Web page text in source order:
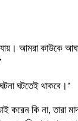
যায়। আমরা কাউকে
ঘটতেই থাকবে।’
করেন কি না, তারা